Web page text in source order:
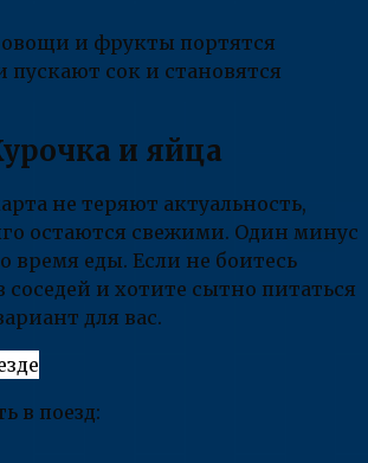
и фрукты портятся
пускают сок и становятся
и яйца
не теряют актуальность,
остаются свежими. Один минус
время еды. Если не боитесь
соседей и хотите сытно питаться
для вас.
в поезд: